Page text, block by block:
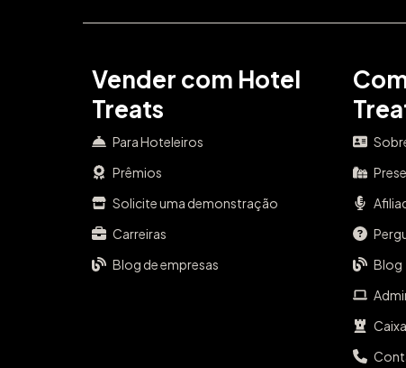
Vender com Hotel
Treats
Para Hoteleiros
Prêmios
Solicite uma demonstração
Carreiras
Blog de empresas
Blog